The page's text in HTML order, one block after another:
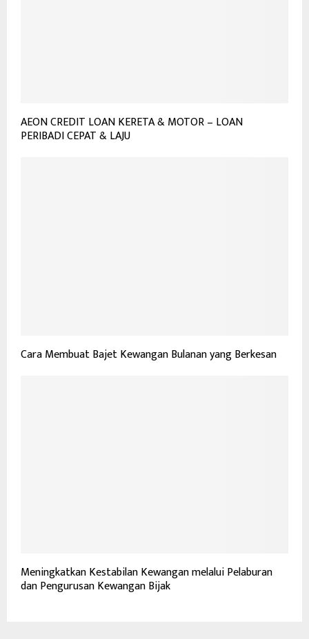
AEON CREDIT LOAN KERETA & MOTOR – LOAN
PERIBADI CEPAT & LAJU
Cara Membuat Bajet Kewangan Bulanan yang Berkesan
Meningkatkan Kestabilan Kewangan melalui Pelaburan
dan Pengurusan Kewangan Bijak